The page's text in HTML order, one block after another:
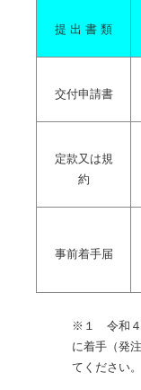
提 出 書 類
交付申請書
定款又は規
約
事前着手届
※１ 令和４
に着手（発
てください。